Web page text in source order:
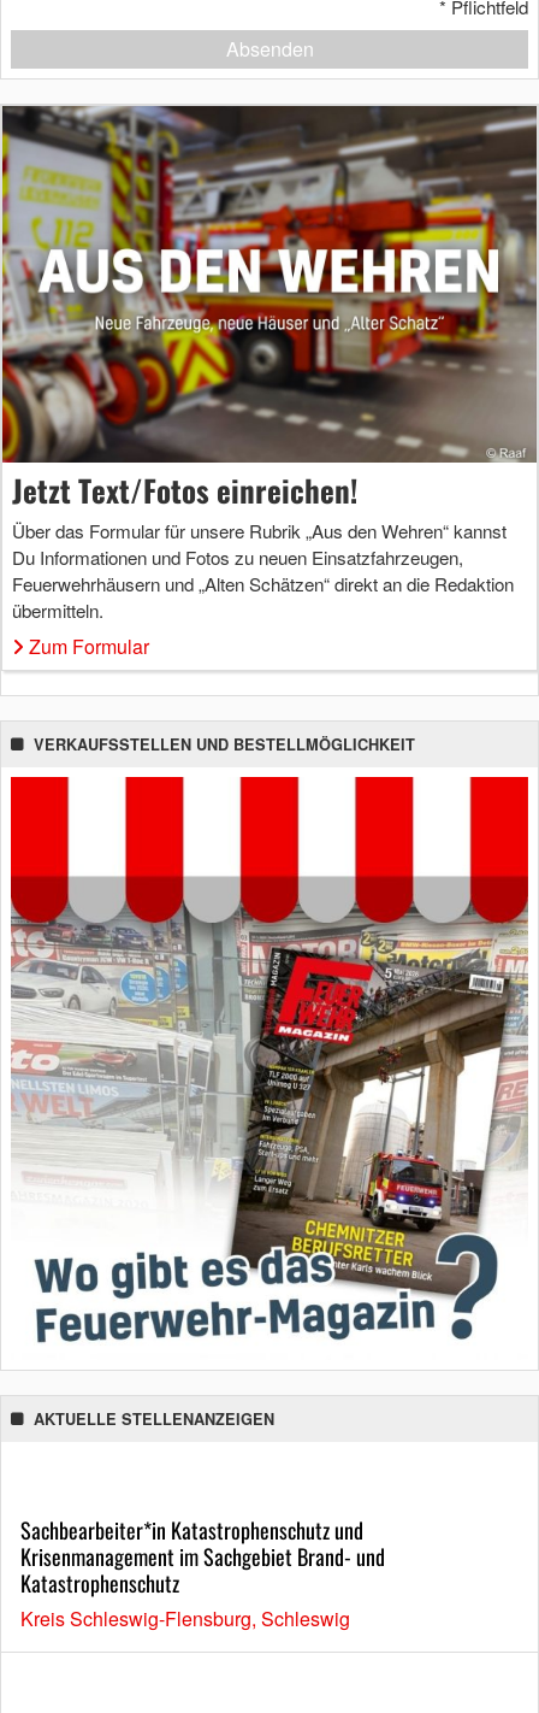
* Pflichtfeld
Absenden
Jetzt Text/Fotos einreichen!
Über das Formular für unsere Rubrik „Aus den Wehren“ kannst
Du Informationen und Fotos zu neuen Einsatzfahrzeugen,
Feuerwehrhäusern und „Alten Schätzen“ direkt an die Redaktion
übermitteln.
Zum Formular
VERKAUFSSTELLEN UND BESTELLMÖGLICHKEIT
AKTUELLE STELLENANZEIGEN
Sachbearbeiter*in Katastrophenschutz und
Krisenmanagement im Sachgebiet Brand- und
Katastrophenschutz
Kreis Schleswig-Flensburg, Schleswig